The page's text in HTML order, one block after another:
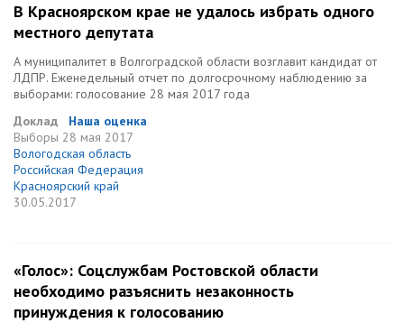
В Красноярском крае не удалось избрать одного
местного депутата
А муниципалитет в Волгоградской области возглавит кандидат от
ЛДПР. Еженедельный отчет по долгосрочному наблюдению за
выборами: голосование 28 мая 2017 года
Доклад
Наша оценка
Выборы 28 мая 2017
Вологодская область
Российская Федерация
Красноярский край
30.05.2017
«Голос»: Соцслужбам Ростовской области
необходимо разъяснить незаконность
принуждения к голосованию